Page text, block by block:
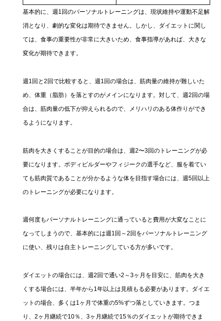
基本的に、週1回のパーソナルトレーニングは、現状維持や運動不足解
消となり、劇的な変化は期待できません。しかし、ダイエットに関し
ては、食事の重要性が非常に大きいため、食事指導があれば、大きな
変化が期待できます。
週1回と2回で比較すると、週1回の場合は、筋肉量の維持が難しいた
め、体重（脂肪）を落とすのがメインになります。対して、週2回の場
合は、筋肉量の低下が抑えられるので、メリハリのある体作りができ
るようになります。
筋肉を大きくすることが目的の場合は、週2〜3回のトレーニングが必
要になります。ボディビルダーやフィジークの選手など、服を着てい
ても筋肉質であることが分かるような体を目指す場合には、週5回以上
のトレーニングが必要になります。
週何度もパーソナルトレーニングに通っていると費用が大変なことに
なってしまうので、基本的には週1回～2回をパーソナルトレーニング
に使い、残りは自主トレーニングしている方が多いです。
ダイエットの場合には、週2回で通い2～3ヶ月を目安に、筋肉を大き
くする場合には、半年から1年以上は見積もる必要があります。ダイエ
ットの場合、多くは1ヶ月で体重の5%ずつ落としていきます。つま
り、2ヶ月継続で10％、3ヶ月継続で15％のダイエットが期待できま